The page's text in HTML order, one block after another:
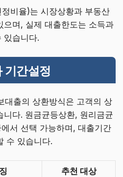
정비율)는 시장상황과 부동산
으며, 실제 대출한도는 소득과
있습니다.
기간설정
대출의 상환방식은 고객의 상
다. 원금균등상환, 원리금균
서 선택 가능하며, 대출기간
수 있습니다.
추천 대상